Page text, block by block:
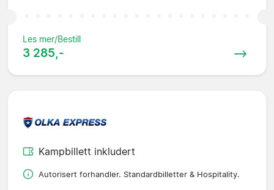
Les mer/Bestill
3 285,-
Kampbillett inkludert
Autorisert forhandler. Standardbilletter & Hospitality.